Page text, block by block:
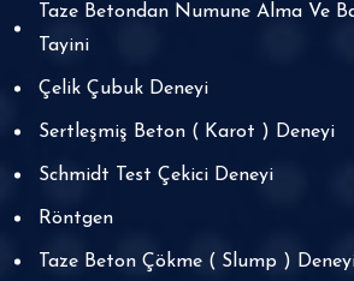
Taze Betondan Numune Alma Ve
Tayini
Çelik Çubuk Deneyi
Sertleşmiş Beton ( Karot ) Deneyi
Schmidt Test Çekici Deneyi
Röntgen
Taze Beton Çökme ( Slump )